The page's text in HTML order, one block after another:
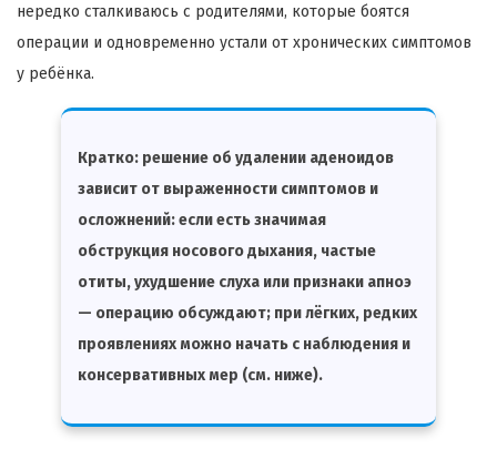
нередко сталкиваюсь с родителями, которые боятся
операции и одновременно устали от хронических симптомов
у ребёнка.
Кратко: решение об удалении аденоидов
зависит от выраженности симптомов и
осложнений: если есть значимая
обструкция носового дыхания, частые
отиты, ухудшение слуха или признаки апноэ
— операцию обсуждают; при лёгких, редких
проявлениях можно начать с наблюдения и
консервативных мер (см. ниже).